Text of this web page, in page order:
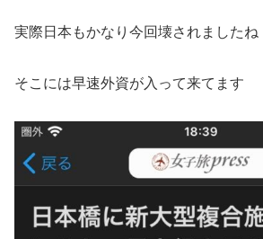
実際日本もかなり今回壊されましたね
そこには早速外資が入って来てます